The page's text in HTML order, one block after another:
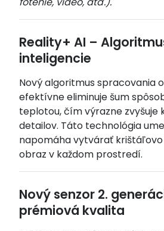
Reality+ AI –
inteligencie
Nový algoritmus spracovania
efektívne eliminuje šum
teplotou, čím výrazne
detailov. Táto technológia
napomáha vytvárať
obraz v každom prostredí.
Nový senzor 2.
prémiová kvalita